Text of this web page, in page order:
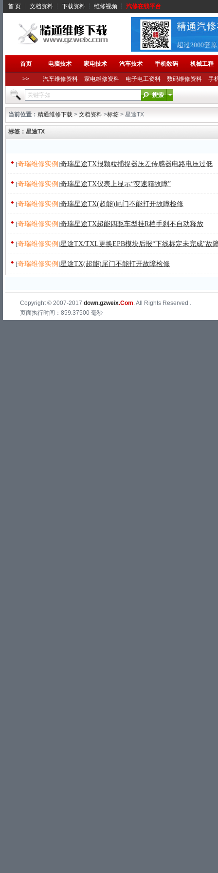
首 页 ┆ 文档资料 ┆ 下载资料 ┆ 维修视频 ┆ 汽修在线平台
首页 电脑技术 家电技术 汽车技术 手机数码 机械工程
>> 汽车维修资料 家电维修资料 电子电工资料 数码维修资料 手
当前位置： 精通维修下载 > 文档资料 >标签 > 星途TX
标签：星途TX
[奇瑞维修实例 ]奇瑞星途TX报颗粒捕捉器压差传感器电路电压过低
[奇瑞维修实例 ]奇瑞星途TX仪表上显示“变速箱故障”
[奇瑞维修实例 ]奇瑞星途TX(超能)尾门不能打开故障检修
[奇瑞维修实例 ]奇瑞星途TX超能四驱车型挂R档手刹不自动释放
[奇瑞维修实例 ]星途TX/TXL更换EPB模块后报“下线标定未完成”故
[奇瑞维修实例 ]星途TX(超能)尾门不能打开故障检修
Copyright © 2007-2017 down.gzweix.Com. All Rights Reserved .
页面执行时间：859.37500 毫秒